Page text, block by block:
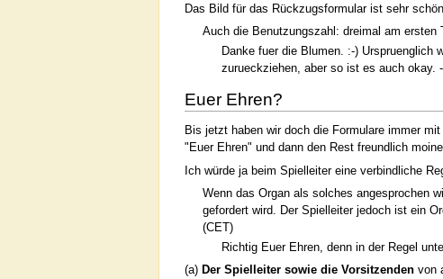
Das Bild für das Rückzugsformular ist sehr
Auch die Benutzungszahl: dreimal am ersten
Danke fuer die Blumen. :-) Urspruenglich
zurueckziehen, aber so ist es auch okay.
Euer Ehren?
Bis jetzt haben wir doch die Formulare immer
"Euer Ehren" und dann den Rest freundlich
Ich würde ja beim Spielleiter eine verbindliche
Wenn das Organ als solches angesprochen
gefordert wird. Der Spielleiter jedoch ist ein
(CET)
Richtig Euer Ehren, denn in der Regel
(a) Der Spielleiter sowie die Vorsitzenden von